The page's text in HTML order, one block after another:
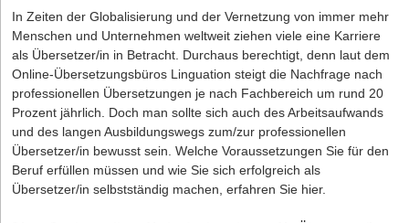
genommen und gut aufgehoben.
Um Glaubwürdigkeit zu etablieren, ist es wichtig, dass Sie als
Kreditberater:
Fachlich kompetent und stets auf dem neuesten Stand
sind
Ehrlich und transparent über Risiken und Chancen
aufklären
Verbindlichkeit zeigen und Zusagen einhalten
Proaktiv kommunizieren und regelmäßig Feedback
Softwareprodukte
Was macht ein Design Thinking Coach?
Als Design Thinking Coach sind Sie Experte für den Prozess und
die Methode des Design Thinking. Sie geben Workshops und
begleiten Teams durch den sechsstufigen Prozess des Design
Thinking. So führen Sie die Teilnehmer zu Kreativität und fördern
deren Innovationspotenzial. Ein Design Thinking Coach hat zwei
größere Tätigkeitsbereiche in denen er aktiv ist. Zum einen coacht
In Zeiten der Globalisierung und der Vernetzung von immer mehr
Menschen und Unternehmen weltweit ziehen viele eine Karriere
als Übersetzer/in in Betracht. Durchaus berechtigt, denn laut dem
Online-Übersetzungsbüros Linguation steigt die Nachfrage nach
professionellen Übersetzungen je nach Fachbereich um rund 20
Prozent jährlich. Doch man sollte sich auch des Arbeitsaufwands
und des langen Ausbildungswegs zum/zur professionellen
Übersetzer/in bewusst sein. Welche Voraussetzungen Sie für den
Beruf erfüllen müssen und wie Sie sich erfolgreich als
Übersetzer/in selbstständig machen, erfahren Sie hier.